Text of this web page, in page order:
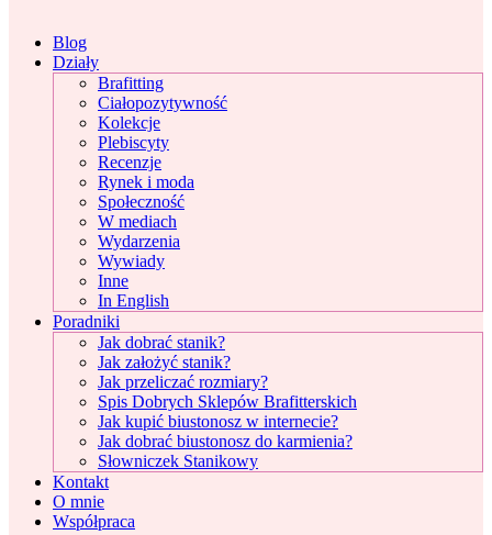
Blog
Działy
Brafitting
Ciałopozytywność
Kolekcje
Plebiscyty
Recenzje
Rynek i moda
Społeczność
W mediach
Wydarzenia
Wywiady
Inne
In English
Poradniki
Jak dobrać stanik?
Jak założyć stanik?
Jak przeliczać rozmiary?
Spis Dobrych Sklepów Brafitterskich
Jak kupić biustonosz w internecie?
Jak dobrać biustonosz do karmienia?
Słowniczek Stanikowy
Kontakt
O mnie
Współpraca